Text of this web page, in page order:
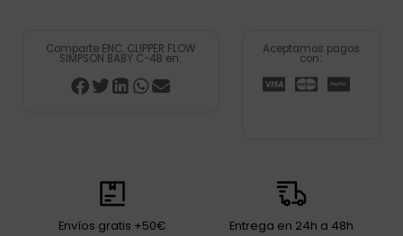
Comparte ENC. CLIPPER FLOW
SIMPSON BABY C-48 en:
Aceptamos pagos
con:
Envíos gratis +50€ Entrega en 24h a 48h